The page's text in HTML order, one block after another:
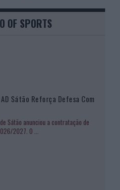
OF SPORTS
Sátão Reforça Defesa Com
Sátão anunciou a contratação de
2027. O ...